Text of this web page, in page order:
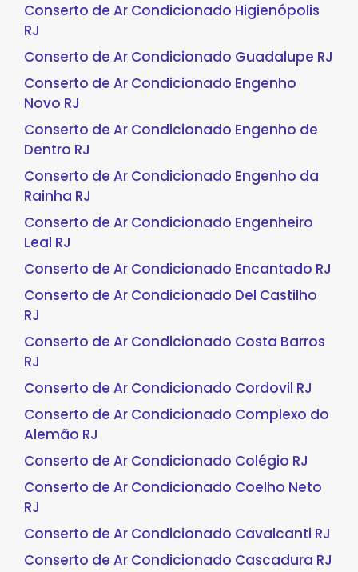
Conserto de Ar Condicionado Higienópolis
RJ
Conserto de Ar Condicionado Guadalupe RJ
Conserto de Ar Condicionado Engenho
Novo RJ
Conserto de Ar Condicionado Engenho de
Dentro RJ
Conserto de Ar Condicionado Engenho da
Rainha RJ
Conserto de Ar Condicionado Engenheiro
Leal RJ
Conserto de Ar Condicionado Encantado RJ
Conserto de Ar Condicionado Del Castilho
RJ
Conserto de Ar Condicionado Costa Barros
RJ
Conserto de Ar Condicionado Cordovil RJ
Conserto de Ar Condicionado Complexo do
Alemão RJ
Conserto de Ar Condicionado Colégio RJ
Conserto de Ar Condicionado Coelho Neto
RJ
Conserto de Ar Condicionado Cavalcanti RJ
Conserto de Ar Condicionado Cascadura RJ